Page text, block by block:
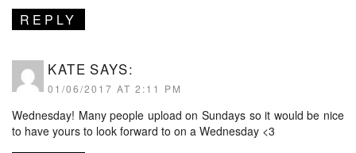
REPLY
KATE SAYS:
01/06/2017 AT 2:11 PM
Wednesday! Many people upload on Sundays so it would be nice
to have yours to look forward to on a Wednesday <3